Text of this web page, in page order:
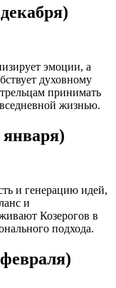
эмоции, а
духовному
принимать
жизнью.
и генерацию идей,
и
Козерогов в
подхода.